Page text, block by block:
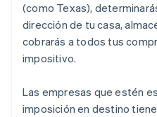
(como Texas),
dirección de tu casa,
cobrarás a todos tus
impositivo.
Las empresas que estén
imposición en destino